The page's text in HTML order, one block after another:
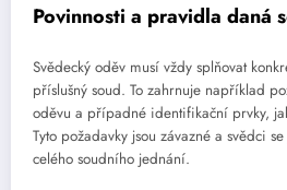
Povinnosti a pravidla daná
Svědecký oděv musí vždy splňovat
příslušný soud. To zahrnuje například
oděvu a případné identifikační prvky,
Tyto požadavky jsou závazné a svědci
celého soudního jednání.